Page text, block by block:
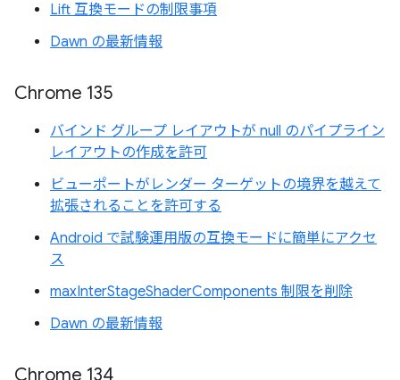
Lift 互換モードの制限事項
Dawn の最新情報
Chrome 135
バインド グループ レイアウトが null のパイプライン
レイアウトの作成を許可
ビューポートがレンダー ターゲットの境界を越えて
拡張されることを許可する
Android で試験運用版の互換モードに簡単にアクセ
ス
maxInterStageShaderComponents 制限を削除
Dawn の最新情報
Chrome 134